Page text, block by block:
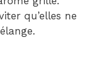
qu’elles ne